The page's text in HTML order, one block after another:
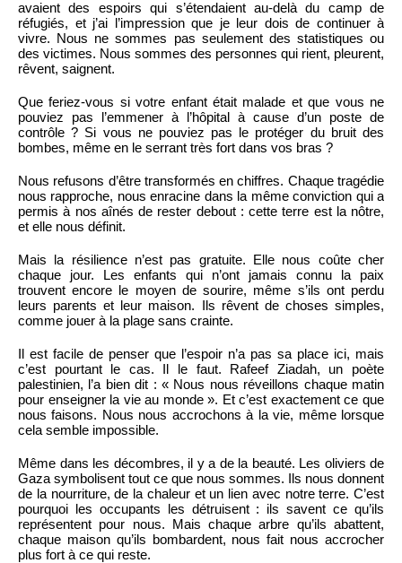
avaient des espoirs qui s’étendaient au-delà du camp de
réfugiés, et j’ai l’impression que je leur dois de continuer à
vivre. Nous ne sommes pas seulement des statistiques ou
des victimes. Nous sommes des personnes qui rient, pleurent,
rêvent, saignent.
Que feriez-vous si votre enfant était malade et que vous ne
pouviez pas l’emmener à l’hôpital à cause d’un poste de
contrôle ? Si vous ne pouviez pas le protéger du bruit des
bombes, même en le serrant très fort dans vos bras ?
Nous refusons d’être transformés en chiffres. Chaque tragédie
nous rapproche, nous enracine dans la même conviction qui a
permis à nos aînés de rester debout : cette terre est la nôtre,
et elle nous définit.
Mais la résilience n’est pas gratuite. Elle nous coûte cher
chaque jour. Les enfants qui n’ont jamais connu la paix
trouvent encore le moyen de sourire, même s’ils ont perdu
leurs parents et leur maison. Ils rêvent de choses simples,
comme jouer à la plage sans crainte.
Il est facile de penser que l’espoir n’a pas sa place ici, mais
c’est pourtant le cas. Il le faut. Rafeef Ziadah, un poète
palestinien, l’a bien dit : « Nous nous réveillons chaque matin
pour enseigner la vie au monde ». Et c’est exactement ce que
nous faisons. Nous nous accrochons à la vie, même lorsque
cela semble impossible.
Même dans les décombres, il y a de la beauté. Les oliviers de
Gaza symbolisent tout ce que nous sommes. Ils nous donnent
de la nourriture, de la chaleur et un lien avec notre terre. C’est
pourquoi les occupants les détruisent : ils savent ce qu’ils
représentent pour nous. Mais chaque arbre qu’ils abattent,
chaque maison qu’ils bombardent, nous fait nous accrocher
plus fort à ce qui reste.